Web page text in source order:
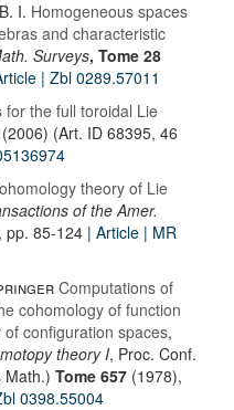
I. Homogeneous spaces
and characteristic
Surveys, Tome 28
| Zbl 0289.57011
the full toroidal Lie
(Art. ID 68395, 46
theory of Lie
of the Amer.
pp. 85-124 | Article | MR
Computations of
cohomology of function
configuration spaces,
theory I, Proc. Conf.
Math.) Tome 657 (1978),
0398.55004